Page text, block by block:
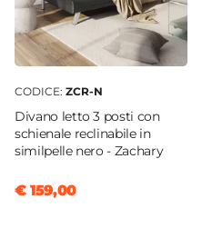
CODICE: ZCR-N
Divano letto 3 posti con
schienale reclinabile in
similpelle nero - Zachary
€ 159,00